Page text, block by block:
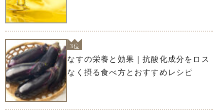
3位
なすの栄養と効果｜抗酸化成分をロス
なく摂る食べ方とおすすめレシピ